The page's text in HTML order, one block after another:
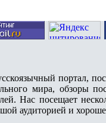
портал,
мира, обзоры
Нас посещает
аудиторией и